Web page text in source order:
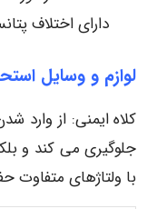
دارای اختلاف
لوازم و وسایل
کلاه ایمنی: از وارد
جلوگیری می کند و
با ولتاژهای متفاوت